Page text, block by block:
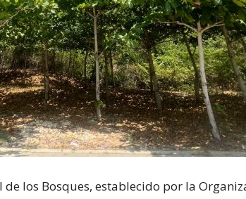
los Bosques, establecido por la